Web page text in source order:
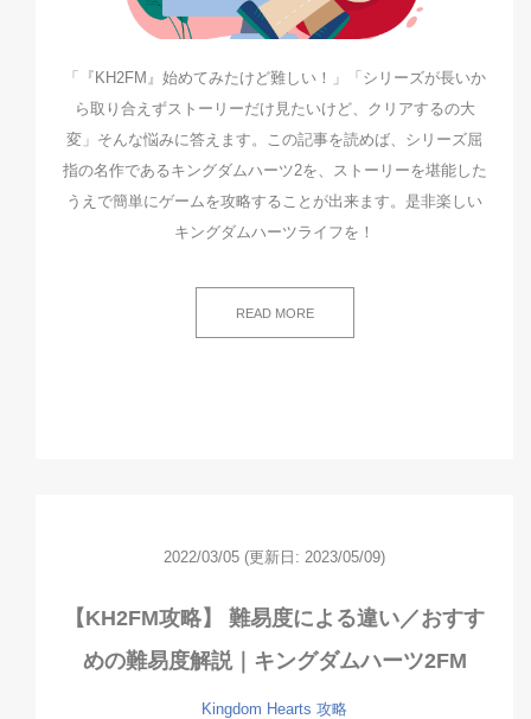
「『KH2FM』始めてみたけど難しい！」「シリーズが長いか
ら取り合えずストーリーだけ見たいけど、クリアするの大
変」そんな悩みに答えます。この記事を読めば、シリーズ屈
指の名作であるキングダムハーツ2を、ストーリーを堪能した
うえで簡単にゲームを攻略することが出来ます。是非楽しい
キングダムハーツライフを！
READ MORE
2022/03/05 (更新日: 2023/05/09)
【KH2FM攻略】 難易度による違い／おすす
めの難易度解説｜キングダムハーツ2FM
Kingdom Hearts 攻略